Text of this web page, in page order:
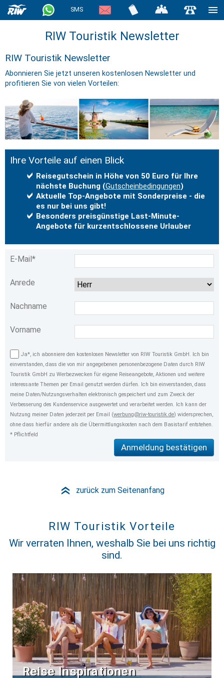
SMS
RIW Touristik Newsletter
RIW Touristik Newsletter
Abonnieren Sie jetzt unseren kostenlosen Newsletter und
profitieren Sie von vielen Vorteilen:
Ihre Vorteile auf einen Blick
Reisegutschein in Höhe von 50 Euro für Ihre
nächste Buchung (Gut­schein­be­ding­ungen)
Aktuelle Top-Angebote mit Sonderpreise - die
es nur bei uns gibt!
Besonders preisgünstige Last-Minute-
Angebote für kurzentschlossene Urlauber
E-Mail*
Anrede
Nachname
Vorname
Ja*, ich abonniere den kostenlosen Newsletter von RIW Touristik GmbH. Ich bin
einverstanden, dass die von mir angegebenen personenbezogene Daten durch RIW
Touristik GmbH zu Werbezwecken für eigene Reiseangebote, Aktionen und weitere
interessante Themen per Email genutzt werden dürfen. Ich bin einverstanden, dass
meine Daten/Nutzungsverhalten elektronisch gespeichert und zum Zweck der
Verbesserung des Kundenservice ausgewertet und verarbeitet werden. Ich kann der
Nutzung meiner Daten jederzeit per Email (werbung@riw-touristik.de) widersprechen,
ohne dass hierfür andere als die Übermittlungskosten nach dem Basistarif entstehen.
* Pflichtfeld
» zurück zum Seitenanfang
RIW Touristik Vorteile
Wir verraten Ihnen, weshalb Sie bei uns richtig
sind.
Reise Inspirationen